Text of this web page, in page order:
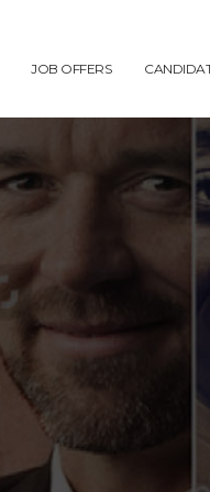
JOB OFFERS